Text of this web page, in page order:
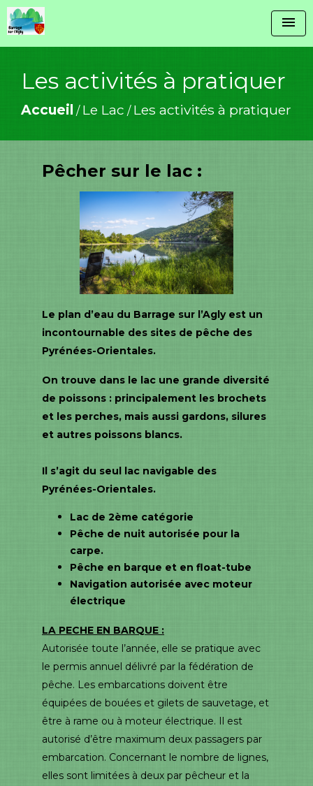
menu
Les activités à pratiquer
Accueil / Le Lac / Les activités à pratiquer
Pêcher sur le lac :
Le plan d’eau du Barrage sur l’Agly est un
incontournable des sites de pêche des
Pyrénées-Orientales.
On trouve dans le lac une grande diversité
de poissons : principalement les brochets
et les perches, mais aussi gardons, silures
et autres poissons blancs.
Il s’agit du seul lac navigable des
Pyrénées-Orientales.
Lac de 2ème catégorie
Pêche de nuit autorisée pour la
carpe.
Pêche en barque et en float-tube
Navigation autorisée avec moteur
électrique
LA PECHE EN BARQUE :
Autorisée toute l’année, elle se pratique avec
le permis annuel délivré par la fédération de
pêche. Les embarcations doivent être
équipées de bouées et gilets de sauvetage, et
être à rame ou à moteur électrique. Il est
autorisé d’être maximum deux passagers par
embarcation. Concernant le nombre de lignes,
elles sont limitées à deux par pêcheur et la